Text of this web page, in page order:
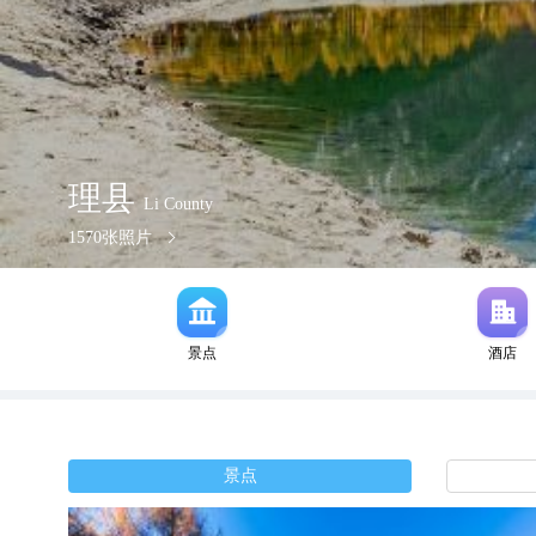
理县Li County
1570张照片
景点 酒店
景点